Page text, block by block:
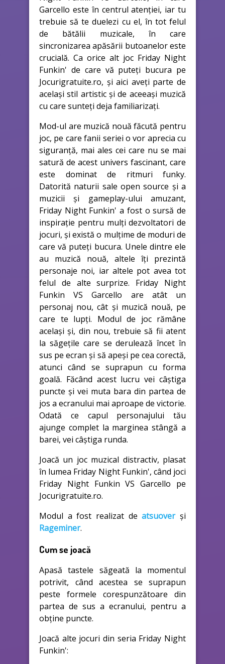
Garcello este în centrul atenției, iar tu
trebuie să te duelezi cu el, în tot felul
de bătălii muzicale, în care
sincronizarea apăsării butoanelor este
crucială. Ca orice alt joc Friday Night
Funkin' de care vă puteți bucura pe
Jocurigratuite.ro, și aici aveți parte de
același stil artistic și de aceeași muzică
cu care sunteți deja familiarizați.
Mod-ul are muzică nouă făcută pentru
joc, pe care fanii seriei o vor aprecia cu
siguranță, mai ales cei care nu se mai
satură de acest univers fascinant, care
este dominat de ritmuri funky.
Datorită naturii sale open source și a
muzicii și gameplay-ului amuzant,
Friday Night Funkin' a fost o sursă de
inspirație pentru mulți dezvoltatori de
jocuri, și există o mulțime de moduri de
care vă puteți bucura. Unele dintre ele
au muzică nouă, altele îți prezintă
personaje noi, iar altele pot avea tot
felul de alte surprize. Friday Night
Funkin VS Garcello are atât un
personaj nou, cât și muzică nouă, pe
care te lupți. Modul de joc rămâne
același și, din nou, trebuie să fii atent
la săgețile care se derulează încet în
sus pe ecran și să apeși pe cea corectă,
atunci când se suprapun cu forma
goală. Făcând acest lucru vei câștiga
puncte și vei muta bara din partea de
jos a ecranului mai aproape de victorie.
Odată ce capul personajului tău
ajunge complet la marginea stângă a
barei, vei câștiga runda.
Joacă un joc muzical distractiv, plasat
în lumea Friday Night Funkin', când joci
Friday Night Funkin VS Garcello pe
Jocurigratuite.ro.
Modul a fost realizat deatsuoverși
Rageminer.
Cum se joacă
Apasă tastele săgeată la momentul
potrivit, când acestea se suprapun
peste formele corespunzătoare din
partea de sus a ecranului, pentru a
obține puncte.
Joacă alte jocuri din seria Friday Night
Funkin':